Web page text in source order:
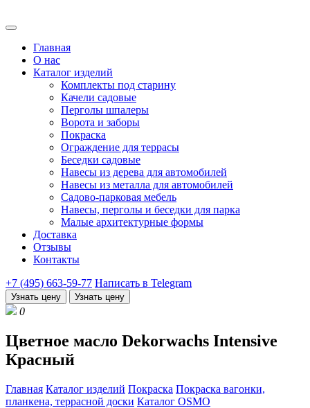
Главная
О нас
Каталог изделий
Комплекты под старину
Качели садовые
Перголы шпалеры
Ворота и заборы
Покраска
Ограждение для террасы
Беседки садовые
Навесы из дерева для автомобилей
Навесы из металла для автомобилей
Садово-парковая мебель
Навесы, перголы и беседки для парка
Малые архитектурные формы
Доставка
Отзывы
Контакты
+7 (495) 663-59-77 Написать в Telegram
Узнать цену Узнать цену
0
Цветное масло Dekorwachs Intensive
Красный
Главная Каталог изделий Покраска Покраска вагонки,
планкена, террасной доски Каталог OSMO